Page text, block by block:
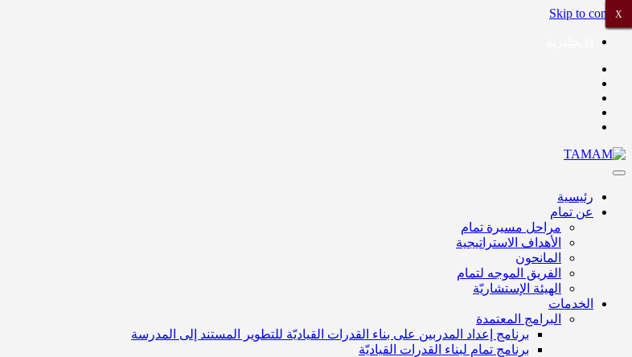
Skip to content
رئيسية
عن تمام
مراحل مسيرة تمام
الأهداف الاستراتيجية
المانحون
الفريق الموجه لتمام
الهيئة الإستشاريّة
الخدمات
البرامج المعتمدة
برنامج إعداد المدربين على بناء القدرات القياديّة للتطوير المستند إلى المدرسة
برنامج تمام لبناء القدرات القياديّة
X
X
X
X
X
X
X
X